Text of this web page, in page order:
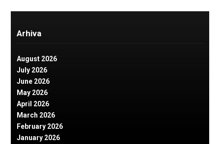
Arhiva
August 2026
July 2026
June 2026
May 2026
April 2026
March 2026
February 2026
January 2026